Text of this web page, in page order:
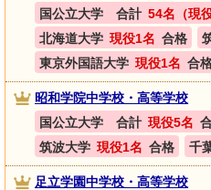
国公立大学 合計 54名（現
北海道大学 現役1名 合格
東京外国語大学 現役1名 合
昭和学院中学校・高等学校
国公立大学 合計 現役5名
筑波大学 現役1名 合格 千
足立学園中学校・高等学校